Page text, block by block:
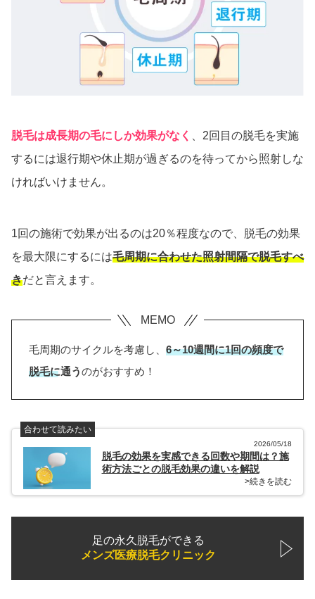
脱毛は成長期の毛にしか効果がなく
、2回目の脱毛を実施
するには退行期や休止期が過ぎるのを待ってから照射しな
ければいけません。
1回の施術で効果が出るのは20％程度なので、脱毛の効果
を最大限にするには毛周期に合わせた照射間隔で脱毛すべ
きだと言えます。
毛周期のサイクルを考慮し、 6～10週間に1回の頻度で
脱毛に通うのがおすすめ！
合わせて読みたい
2026/05/18
脱毛の効果を実感できる回数や期間は？施
術方法ごとの脱毛効果の違いを解説
>続きを読む
足の永久脱毛ができる
メンズ医療脱毛クリニック